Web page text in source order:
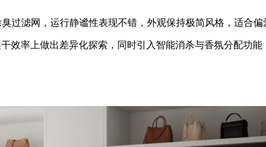
过滤网，运行静谧性表现不错，外观保持极简风格，适合偏
率上做出差异化探索，同时引入智能消杀与香氛分配功